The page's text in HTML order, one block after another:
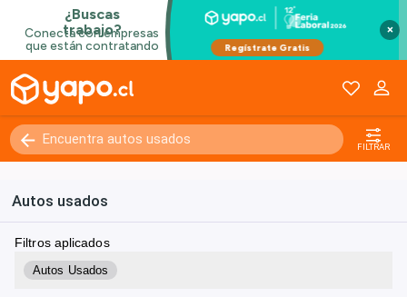
×
FILTRAR
Autos usados
Filtros aplicados
Autos Usados
Kilómetros 0 - 250000+